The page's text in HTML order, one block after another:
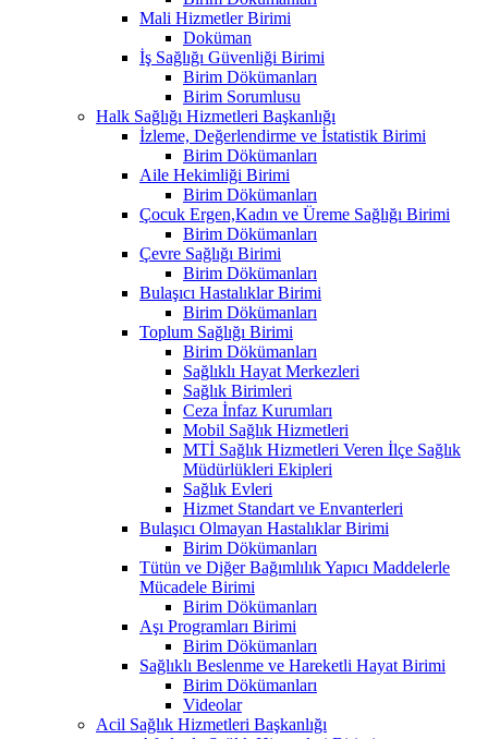
Mali Hizmetler Birimi
Doküman
İş Sağlığı Güvenliği Birimi
Birim Dökümanları
Birim Sorumlusu
Halk Sağlığı Hizmetleri Başkanlığı
İzleme, Değerlendirme ve İstatistik Birimi
Birim Dökümanları
Aile Hekimliği Birimi
Birim Dökümanları
Çocuk Ergen,Kadın ve Üreme Sağlığı Birimi
Birim Dökümanları
Çevre Sağlığı Birimi
Birim Dökümanları
Bulaşıcı Hastalıklar Birimi
Birim Dökümanları
Toplum Sağlığı Birimi
Birim Dökümanları
Sağlıklı Hayat Merkezleri
Sağlık Birimleri
Ceza İnfaz Kurumları
Mobil Sağlık Hizmetleri
MTİ Sağlık Hizmetleri Veren İlçe Sağlık
Müdürlükleri Ekipleri
Sağlık Evleri
Hizmet Standart ve Envanterleri
Bulaşıcı Olmayan Hastalıklar Birimi
Birim Dökümanları
Tütün ve Diğer Bağımlılık Yapıcı Maddelerle
Mücadele Birimi
Birim Dökümanları
Aşı Programları Birimi
Birim Dökümanları
Sağlıklı Beslenme ve Hareketli Hayat Birimi
Birim Dökümanları
Videolar
Acil Sağlık Hizmetleri Başkanlığı